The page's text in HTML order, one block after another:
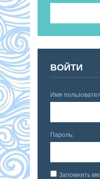
ВОЙТИ
Имя
Пароль:
Запомнить